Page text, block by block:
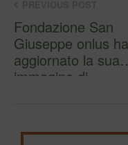
Fondazione San
Giuseppe onlus ha
aggiornato la sua
immagine di